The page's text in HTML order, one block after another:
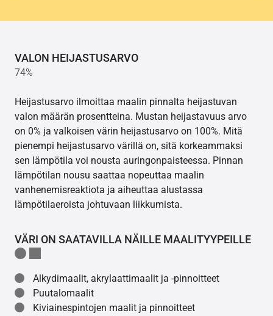
VALON HEIJASTUSARVO
74%
Heijastusarvo ilmoittaa maalin pinnalta heijastuvan
valon määrän prosentteina. Mustan heijastavuus arvo
on 0% ja valkoisen värin heijastusarvo on 100%. Mitä
pienempi heijastusarvo värillä on, sitä korkeammaksi
sen lämpötila voi nousta auringonpaisteessa. Pinnan
lämpötilan nousu saattaa nopeuttaa maalin
vanhenemisreaktiota ja aiheuttaa alustassa
lämpötilaeroista johtuvaan liikkumista.
VÄRI ON SAATAVILLA NÄILLE MAALITYYPEILLE
Alkydimaalit, akrylaattimaalit ja -pinnoitteet
Puutalomaalit
Kiviainespintojen maalit ja pinnoitteet